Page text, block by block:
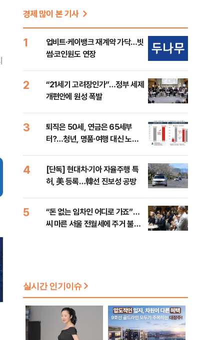
경제 많이 본 기사
1
업비트·케이뱅크 재계약 가닥…빗
썸·코인원도 연장
2
“21세기 고려장인가”…정부 세제
개편안에 원성 폭발
3
퇴직은 50세, 연금은 65세부
터?…청년, 명품·여행 대신 노후
4
[단독] 현대차·기아 자율주행 특
허, 美 등록…韓선 진보성 공방
5
“돈 없는 임차인 어디로 가죠”…
씨 마른 서울 전월세에 주거 불안